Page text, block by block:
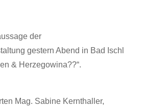
der
gestern Abend in Bad Ischl
& Herzegowina??“.
Mag. Sabine Kernthaller,